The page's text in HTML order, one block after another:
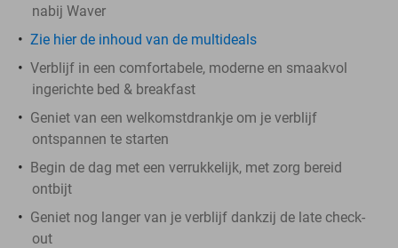
nabij Waver
Zie hier de inhoud van de multideals
Verblijf in een comfortabele, moderne en smaakvol
ingerichte bed & breakfast
Geniet van een welkomstdrankje om je verblijf
ontspannen te starten
Begin de dag met een verrukkelijk, met zorg bereid
ontbijt
Geniet nog langer van je verblijf dankzij de late check-
out